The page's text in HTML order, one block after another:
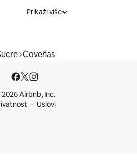
Prikaži više
Coveñas
Airbnb, Inc.
Uslovi